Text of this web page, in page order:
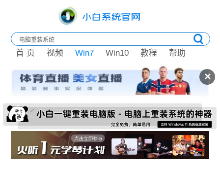
✕
首 页 视频 Win7 Win10 教程 帮助